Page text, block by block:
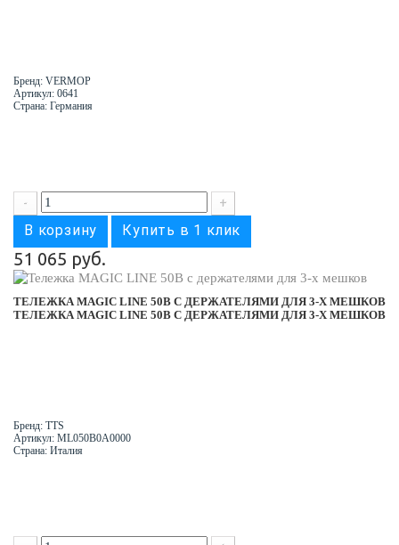
Бренд: VERMOP
Артикул: 0641
Страна: Германия
- +
В корзину Купить в 1 клик
51 065 руб.
ТЕЛЕЖКА MAGIC LINE 50B С ДЕРЖАТЕЛЯМИ ДЛЯ 3-Х МЕШКОВ
ТЕЛЕЖКА MAGIC LINE 50B С ДЕРЖАТЕЛЯМИ ДЛЯ 3-Х МЕШКОВ
Бренд: TTS
Артикул: ML050B0A0000
Страна: Италия